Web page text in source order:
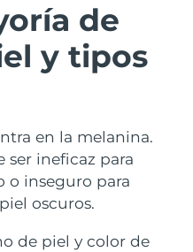
de
y tipos
en la melanina.
ser ineficaz para
o inseguro para
oscuros.
de piel y color de